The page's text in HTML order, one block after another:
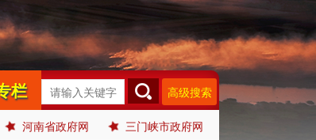
栏 高级搜索
河南省政府网 三门峡市政府网